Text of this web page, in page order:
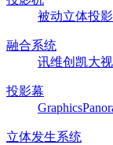
被动立体投
融合系统
讯维创凯大视
投影幕
Graphics
立体发生系统